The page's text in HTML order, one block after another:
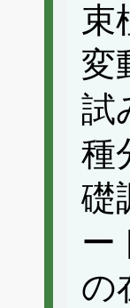
束
変
試
種
礎
ー
の